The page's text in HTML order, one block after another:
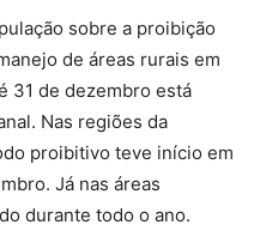
sobre a proibição
de áreas rurais em
31 de dezembro está
Nas regiões da
proibitivo teve início em
Já nas áreas
durante todo o ano.